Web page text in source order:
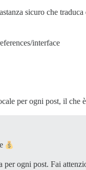
sicuro che
interface
per ogni post, il che
ogni post. Fai